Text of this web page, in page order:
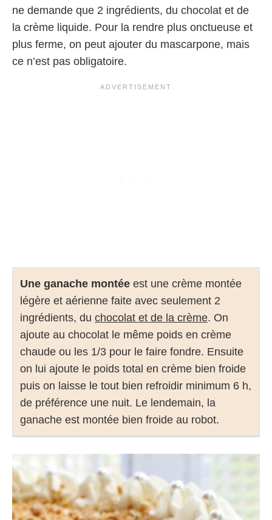
ne demande que 2 ingrédients, du chocolat et de
la crème liquide. Pour la rendre plus onctueuse et
plus ferme, on peut ajouter du mascarpone, mais
ce n’est pas obligatoire.
Une ganache montée est une crème montée
légère et aérienne faite avec seulement 2
ingrédients, du chocolat et de la crème. On
ajoute au chocolat le même poids en crème
chaude ou les 1/3 pour le faire fondre. Ensuite
on lui ajoute le poids total en crème bien froide
puis on laisse le tout bien refroidir minimum 6 h,
de préférence une nuit. Le lendemain, la
ganache est montée bien froide au robot.